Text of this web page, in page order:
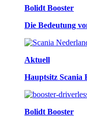
Bolidt Booster
Die Bedeutung
Aktuell
Hauptsitz Scania
Bolidt Booster